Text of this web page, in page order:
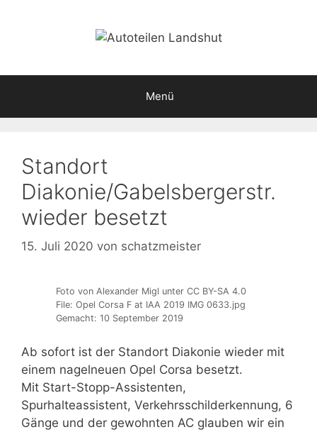
Menü
Standort
Diakonie/Gabelsbergerstr.
wieder besetzt
15. Juli 2020 von schatzmeister
Foto von Alexander Migl unter CC BY-SA 4.0
File: Opel Corsa F at IAA 2019 IMG 0633.jpg
Gemacht: 10 September 2019
Ab sofort ist der Standort Diakonie wieder mit
einem nagelneuen Opel Corsa besetzt.
Mit Start-Stopp-Assistenten,
Spurhalteassistent, Verkehrsschilderkennung, 6
Gänge und der gewohnten AC glauben wir ein